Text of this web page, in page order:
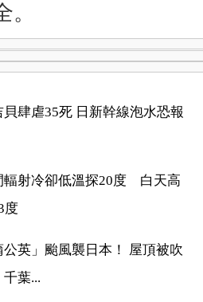
貝肆虐35死 日新幹線泡水恐報
輻射冷卻低溫探20度 白天高
度
公英」颱風襲日本！ 屋頂被吹
千葉...